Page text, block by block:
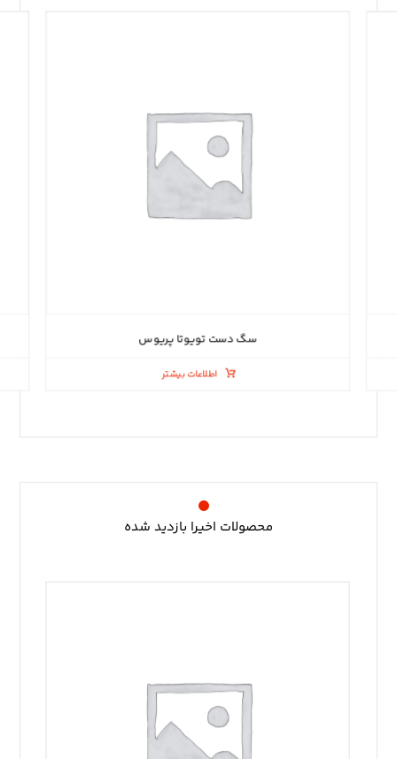
سگ دست تویوتا پریوس
اطلاعات بیشتر
محصولات اخیرا بازدید شده